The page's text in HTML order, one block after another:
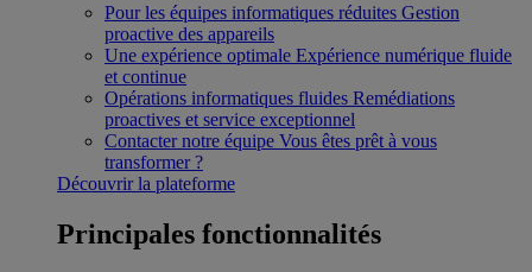
Pour les équipes informatiques réduites Gestion
proactive des appareils
Une expérience optimale Expérience numérique fluide
et continue
Opérations informatiques fluides Remédiations
proactives et service exceptionnel
Contacter notre équipe Vous êtes prêt à vous
transformer ?
Découvrir la plateforme
Principales fonctionnalités